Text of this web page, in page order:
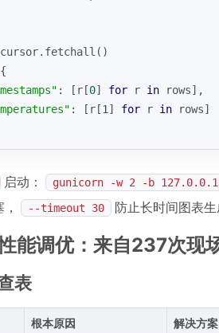
{
: [r[0] for r in rows],
: [r[1 ] for r in rows]
启动：
gunicorn -w 2 -b
--timeout 30 防止长时间图表
能调优：来自237次现
表
根本原因 解决方案